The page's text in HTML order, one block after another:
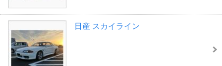
日産 スカイライン